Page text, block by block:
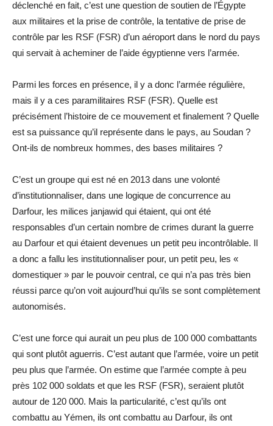
déclenché en fait, c’est une question de soutien de l’Égypte
aux militaires et la prise de contrôle, la tentative de prise de
contrôle par les RSF (FSR) d’un aéroport dans le nord du pays
qui servait à acheminer de l’aide égyptienne vers l’armée.
Parmi les forces en présence, il y a donc l’armée régulière,
mais il y a ces paramilitaires RSF (FSR). Quelle est
précisément l’histoire de ce mouvement et finalement ? Quelle
est sa puissance qu’il représente dans le pays, au Soudan ?
Ont-ils de nombreux hommes, des bases militaires ?
C’est un groupe qui est né en 2013 dans une volonté
d’institutionnaliser, dans une logique de concurrence au
Darfour, les milices janjawid qui étaient, qui ont été
responsables d’un certain nombre de crimes durant la guerre
au Darfour et qui étaient devenues un petit peu incontrôlable. Il
a donc a fallu les institutionnaliser pour, un petit peu, les «
domestiquer » par le pouvoir central, ce qui n’a pas très bien
réussi parce qu’on voit aujourd’hui qu’ils se sont complètement
autonomisés.
C’est une force qui aurait un peu plus de 100 000 combattants
qui sont plutôt aguerris. C’est autant que l’armée, voire un petit
peu plus que l’armée. On estime que l’armée compte à peu
près 102 000 soldats et que les RSF (FSR), seraient plutôt
autour de 120 000. Mais la particularité, c’est qu’ils ont
combattu au Yémen, ils ont combattu au Darfour, ils ont